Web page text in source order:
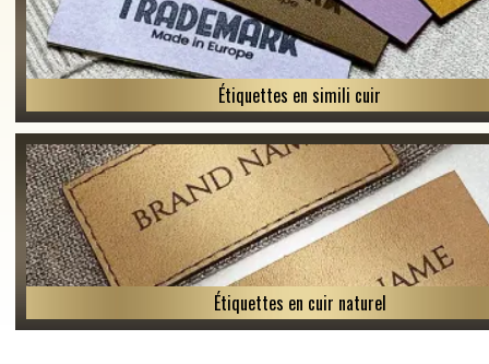
Étiquettes en simili cuir
Étiquettes en cuir naturel